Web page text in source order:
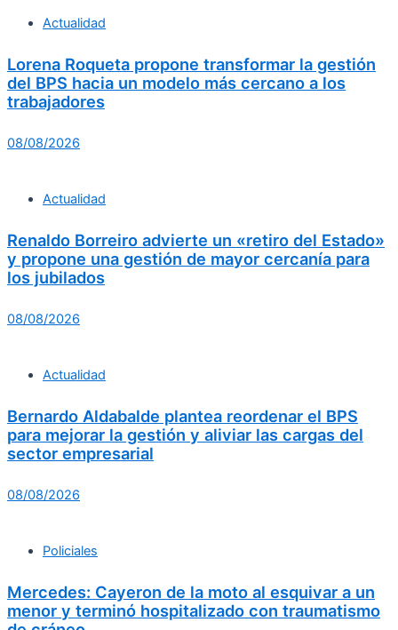
Actualidad
Lorena Roqueta propone transformar la gestión
del BPS hacia un modelo más cercano a los
trabajadores
08/08/2026
Actualidad
Renaldo Borreiro advierte un «retiro del Estado»
y propone una gestión de mayor cercanía para
los jubilados
08/08/2026
Actualidad
Bernardo Aldabalde plantea reordenar el BPS
para mejorar la gestión y aliviar las cargas del
sector empresarial
08/08/2026
Policiales
Mercedes: Cayeron de la moto al esquivar a un
menor y terminó hospitalizado con traumatismo